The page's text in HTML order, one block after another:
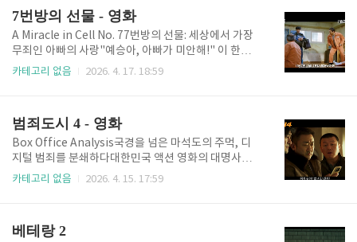
령 ..
의 길을 걷게 되는 과정을 장엄하게 그려냅니다. 압도적
인 사운드와 경이로운 영상미는 단순한 영화 관람을 넘
어 하나의 체험으로 다가옵니다. 특히 영웅주의에 대한
경고와 종교적 맹신이 가져오는 비극을 깊이 있게 다루
며, 현대 SF 영화가 도달할 수 있는 최고의 미학적 성취
카'..
7번방의 선물 - 영화
A Miracle in Cell No. 77번방의 선물: 세상에서 가장
무죄인 아빠의 사랑"예승아, 아빠가 미안해!" 이 한마
디에 대한민국 1,280만 관객이 함께 울었습니다. 이환
한 '선물'로 가득 채운 이 마법 같은 이야기는, 법과 정의
너머에 존재하는 인간의 순수함과 부성애를 감동적으
로 조명합니다. 류승룡의 전설적인 바보 연기와 아역 갈
소원의 천사 같은 모습이 빚어낸 눈물과 웃음의 기록을
다시 만나봅니다.🎞️ 줄거리6살 지능을 가졌지만 딸 예
카테고리 없음 2026. 4. 17. 18:59
범죄도시 4 - 영화
Box Office Analysis국경을 넘은 마석도의 주먹, 디
지털 범죄를 분쇄하다대한민국 액션 영화의 대명사가
된 '범죄도시' 시리즈가 네 번째 이야기로 돌아와 다시
준합니다. 마석도(마동석)라는 독보적인 영웅 캐릭터가
카테고리 없음 2026. 4. 15. 17:59
베테랑 2